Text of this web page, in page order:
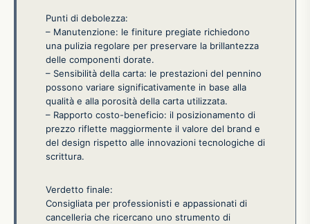
Punti di debolezza:
– Manutenzione: le finiture pregiate richiedono
una pulizia regolare per preservare la brillantezza
delle componenti dorate.
– Sensibilità della carta: le prestazioni del pennino
possono variare significativamente in base alla
qualità e alla porosità della carta utilizzata.
– Rapporto costo-beneficio: il posizionamento di
prezzo riflette maggiormente il valore del brand e
del design rispetto alle innovazioni tecnologiche di
scrittura.
Verdetto finale:
Consigliata per professionisti e appassionati di
cancelleria che ricercano uno strumento di